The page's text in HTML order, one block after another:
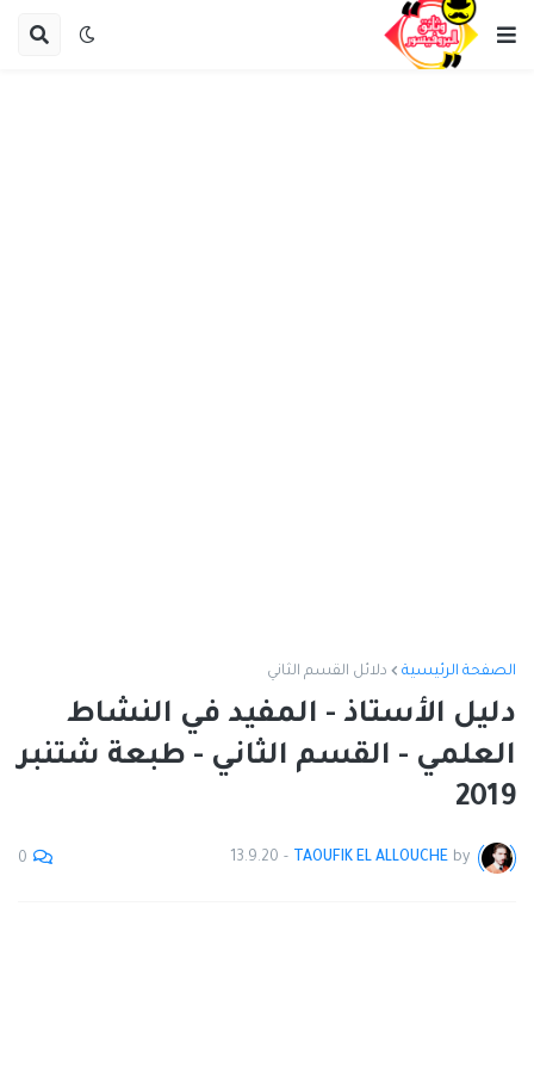
الصفحة الرئيسية دلائل القسم الثاني
دليل الأستاذ - المفيد في النشاط
العلمي - القسم الثاني - طبعة شتنبر
2019
by
TAOUFIK EL ALLOUCHE
-
13.9.20
0